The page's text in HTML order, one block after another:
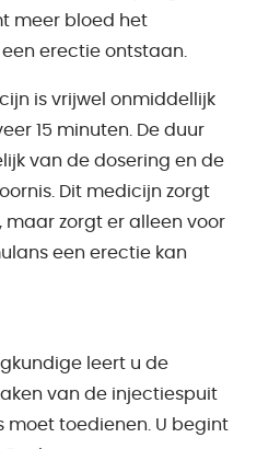
meer bloed het
erectie ontstaan.
is vrijwel onmiddellijk
15 minuten. De duur
van de dosering en de
Dit medicijn zorgt
maar zorgt er alleen voor
een erectie kan
leert u de
van de injectiespuit
moet toedienen. U begint